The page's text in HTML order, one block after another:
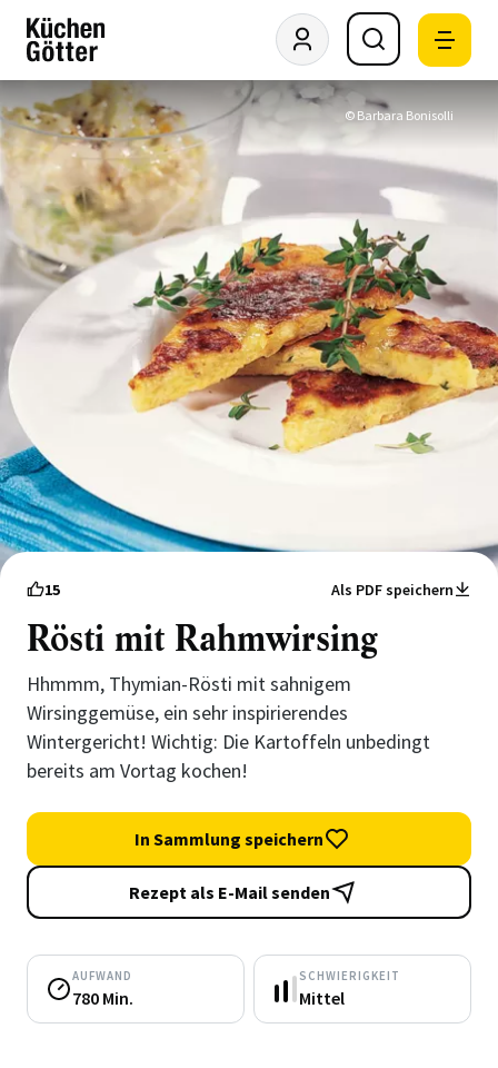
© Barbara Bonisolli
15 Als PDF speichern
Rösti mit Rahmwirsing
Hhmmm, Thymian-Rösti mit sahnigem
Wirsinggemüse, ein sehr inspirierendes
Wintergericht! Wichtig: Die Kartoffeln unbedingt
bereits am Vortag kochen!
In Sammlung speichern
Rezept als E-Mail senden
AUFWAND
780 Min.
SCHWIERIGKEIT
Mittel